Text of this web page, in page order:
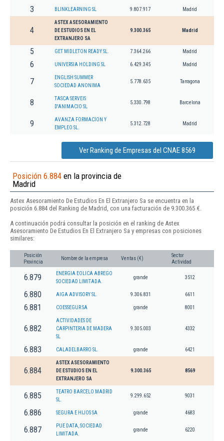
3 BLINKLEARNING SL 9.807.917 Madrid
4
ASTEX ASESORAMIENTO
DE ESTUDIOS EN EL
EXTRANJERO SA
9.300.365 Madrid
5 GET MIDLETON READY SL. 7.364.266 Madrid
6 UNIVERSIA HOLDING SL 6.429.345 Madrid
7
ENGLISH SUMMER
SOCIEDAD ANONIMA
5.778.635 Tarragona
8
TASCA SERVEIS
D'ANIMACIO SL
5.330.798 Barcelona
9
AVANZA FORMACION Y
EMPLEO SL.
5.312.728 Madrid
Ver Ranking de Empresas del CNAE 8569
Posición 6.884 en la provincia de
Madrid
Astex Asesoramiento De Estudios En El Extranjero Sa se encuentra en la
posición 6.884 del Ranking de Madrid, con una facturación de 9.300.365 €.
A continuación podrá consultar la posición en el ranking de Astex
Asesoramiento De Estudios En El Extranjero Sa y empresas con posiciones
similares:
Posición
Provincia
Nombre de la empresa Ventas (€)
Sector
Actividad
6.879
ENERGIA EOLICA ABREGO
SOCIEDAD LIMITADA.
grande 3512
6.880 AIGA ADVISORY SL. 9.306.831 6611
6.881 COESSEGUR SA grande 8001
6.882
ACTIVIDADES DE
CARPINTERIA DE MADERA
SL
9.305.003 4332
6.883 CALADELBARRO SL. grande 6421
6.884
ASTEX ASESORAMIENTO
DE ESTUDIOS EN EL
EXTRANJERO SA
9.300.365 8569
6.885
TEATRO BARCELO MADRID
SL.
9.299.652 9031
6.886 SEGURA E HIJOS SA grande 4683
6.887
PUE DATA, SOCIEDAD
LIMITADA.
grande 6220